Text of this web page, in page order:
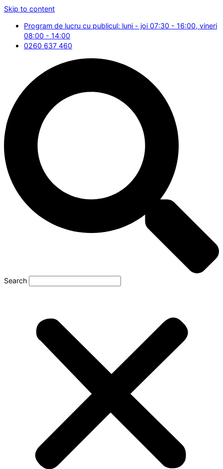
Skip to content
Program de lucru cu publicul: luni - joi 07:30 - 16:00, vineri
08:00 - 14:00
0260 637 460
Search